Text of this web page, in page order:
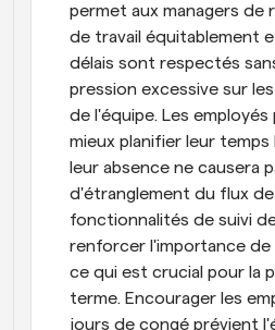
permet aux managers de
de travail équitablement
délais sont respectés
pression excessive sur
de l'équipe. Les
mieux planifier leur
leur absence ne causera
d'étranglement du flux de
fonctionnalités de suivi
renforcer l'importance de
ce qui est crucial pour la
terme. Encourager les
jours de congé prévient